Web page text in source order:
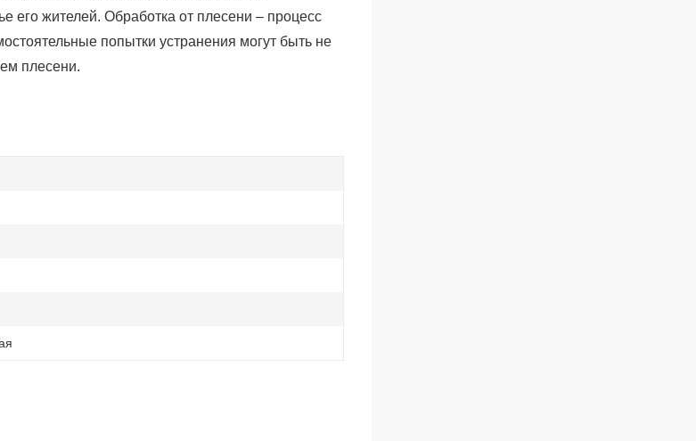
его жителей. Обработка от плесени – процесс
попытки устранения могут быть не
плесени.